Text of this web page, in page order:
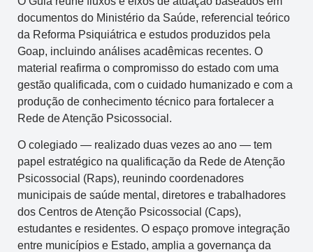
documentos do Ministério da Saúde, referencial teórico
da Reforma Psiquiátrica e estudos produzidos pela
Goap, incluindo análises acadêmicas recentes. O
material reafirma o compromisso do estado com uma
gestão qualificada, com o cuidado humanizado e com a
produção de conhecimento técnico para fortalecer a
Rede de Atenção Psicossocial.
O colegiado — realizado duas vezes ao ano — tem
papel estratégico na qualificação da Rede de Atenção
Psicossocial (Raps), reunindo coordenadores
municipais de saúde mental, diretores e trabalhadores
dos Centros de Atenção Psicossocial (Caps),
estudantes e residentes. O espaço promove integração
entre municípios e Estado, amplia a governança da